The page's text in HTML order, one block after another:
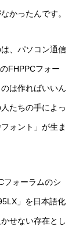
かったんです。
、パソコン通信
FHPPCフォー
は作ればいいん
たちの手によっ
ォント」が生ま
フォーラムのシ
」を日本語化
せない存在とし